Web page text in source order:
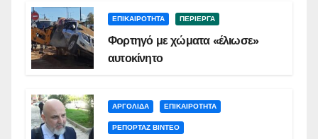
ΕΠΙΚΑΙΡΟΤΗΤΑ ΠΕΡΙΕΡΓΑ
Φορτηγό με χώματα «έλιωσε»
αυτοκίνητο
ΑΡΓΟΛΙΔΑ ΕΠΙΚΑΙΡΟΤΗΤΑ
ΡΕΠΟΡΤΑΖ ΒΙΝΤΕΟ